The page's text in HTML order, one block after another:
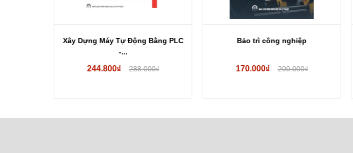
Xây Dựng Máy Tự Động Bằng PLC
-...
244.800₫ 288.000₫
Bảo trì công nghiệp
170.000₫ 200.000₫